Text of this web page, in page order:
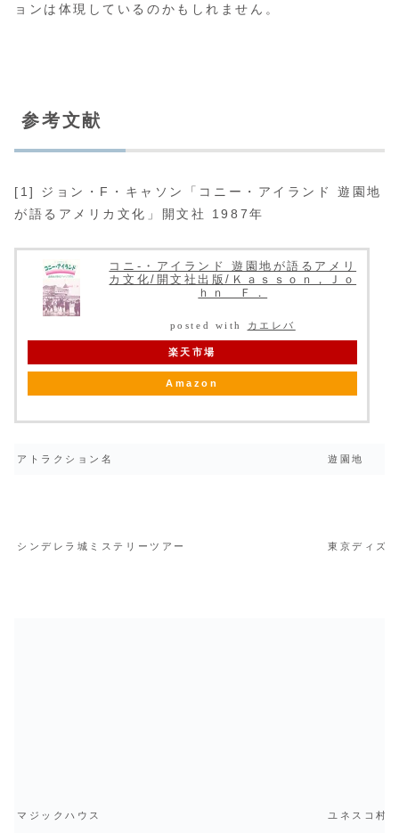
ョンは体現しているのかもしれません。
参考文献
[1] ジョン・F・キャソン「コニー・アイランド 遊園地
が語るアメリカ文化」開文社 1987年
コニ-・アイランド 遊園地が語るアメリ
カ文化/開文社出版/Ｋａｓｓｏｎ，Ｊｏ
ｈｎ Ｆ．
posted with カエレバ
楽天市場
Amazon
アトラクション名 遊園地
シンデレラ城ミステリーツアー 東京ディズ
マジックハウス ユネスコ村